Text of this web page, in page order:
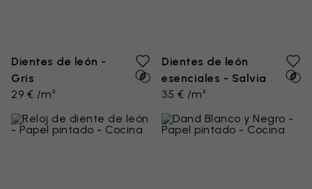
Dientes de león -
Gris
29 € /m²
Dientes de león
esenciales - Salvia
35 € /m²